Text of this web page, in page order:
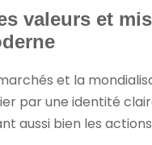
valeurs et
et la
par une identité
aussi bien les